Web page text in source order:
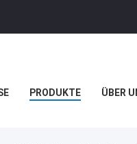
PRODUKTE ÜBER